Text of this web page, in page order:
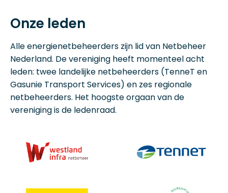
Onze leden
Alle energienetbeheerders zijn lid van Netbeheer
Nederland. De vereniging heeft momenteel acht
leden: twee landelijke netbeheerders (TenneT en
Gasunie Transport Services) en zes regionale
netbeheerders. Het hoogste orgaan van de
vereniging is de ledenraad.